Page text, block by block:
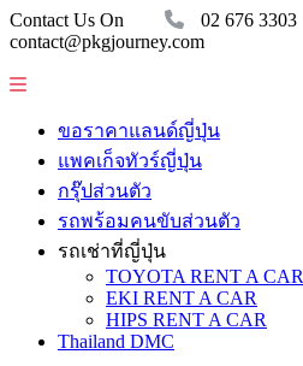
Contact Us On
02 676 3303
contact@pkgjourney.com
ขอราคาแลนด์ญี่ปุ่น
แพคเก็จทัวร์ญี่ปุ่น
กรุ๊ปส่วนตัว
รถพร้อมคนขับส่วนตัว
รถเช่าที่ญี่ปุ่น
TOYOTA RENT A CAR
EKI RENT A CAR
HIPS RENT A CAR
Thailand DMC